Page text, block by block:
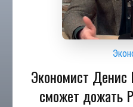
Экономист Денис
сможет дожать